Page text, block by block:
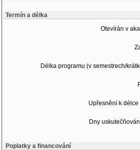
Termín a délka
Otevírán v
Délka programu (v semestrech/
Upřesnění k délce
Dny
Poplatky a financování